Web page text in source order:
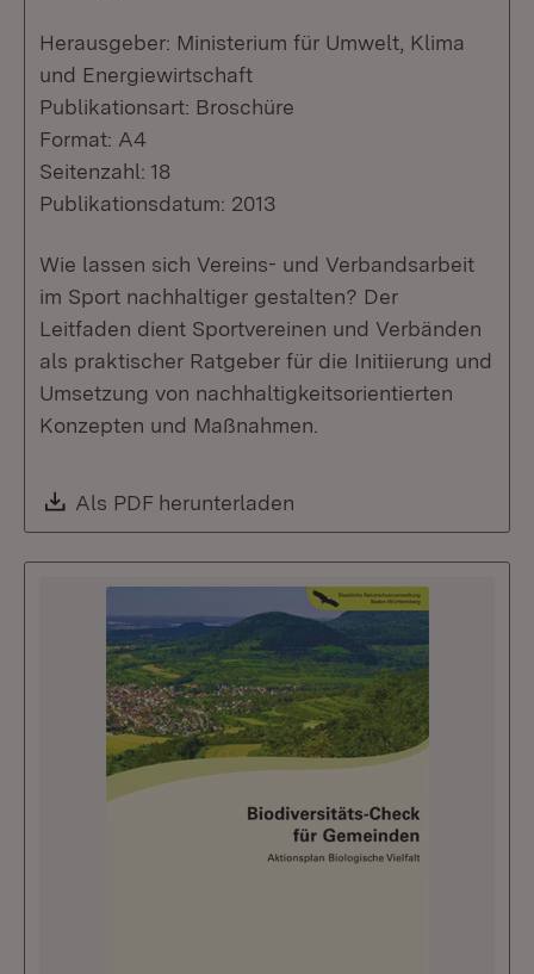
Herausgeber: Ministerium für Umwelt, Klima
und Energiewirtschaft
Publikationsart: Broschüre
Format: A4
Seitenzahl: 18
Publikationsdatum: 2013
Wie lassen sich Vereins- und Verbandsarbeit
im Sport nachhaltiger gestalten? Der
Leitfaden dient Sportvereinen und Verbänden
als praktischer Ratgeber für die Initiierung und
Umsetzung von nachhaltigkeitsorientierten
Konzepten und Maßnahmen.
Download:
Als PDF herunterladen